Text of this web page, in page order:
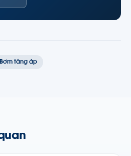
Bơm tăng áp